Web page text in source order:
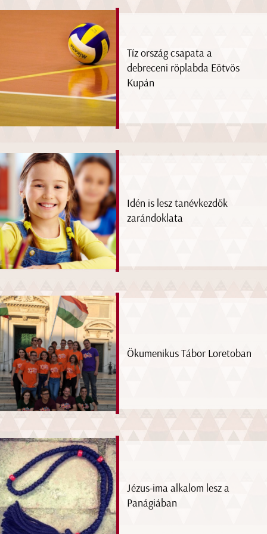
Tíz ország csapata a
debreceni röplabda Eötvös
Kupán
Idén is lesz tanévkezdők
zarándoklata
Ökumenikus Tábor Loretoban
Jézus-ima alkalom lesz a
Panágiában